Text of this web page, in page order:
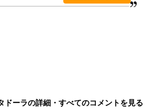
ドーラの詳細・すべてのコメントを見る